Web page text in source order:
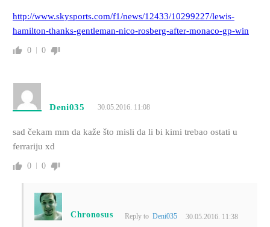
http://www.skysports.com/f1/news/12433/10299227/lewis-
hamilton-thanks-gentleman-nico-rosberg-after-monaco-gp-win
0 0
Deni035 30.05.2016. 11:08
sad čekam mm da kaže što misli da li bi kimi trebao ostati u
ferrariju xd
0 0
Chronosus Reply toDeni035 30.05.2016. 11:38